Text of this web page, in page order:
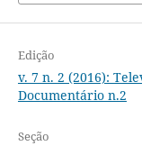
Edição
v. 7 n. 2 (2016):
Documentário n.2
Seção